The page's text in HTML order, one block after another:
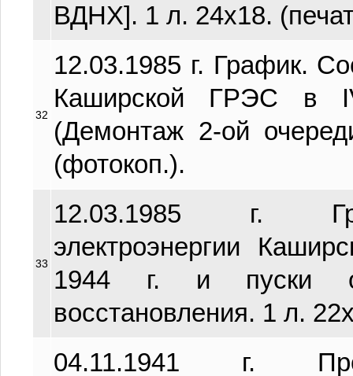
ВДНХ]. 1 л. 24х18.
32
12.03.1985 г. График.
Каширской ГРЭС в
(Демонтаж 2-ой
(фотокоп.).
33
12.03.1985 г.
электроэнергии
1944 г. и пуски
восстановления. 1 л.
04.11.1941 г.